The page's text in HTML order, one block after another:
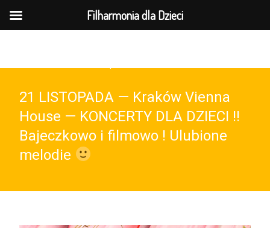
21 LISTOPADA — Kraków Vienna
House — KONCERTY DLA DZIECI !!
Bajeczkowo i filmowo ! Ulubione
melodie
Filharmonia dla Dzieci